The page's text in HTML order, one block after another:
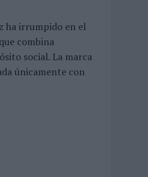
ha irrumpido en el
combina
social. La marca
únicamente con